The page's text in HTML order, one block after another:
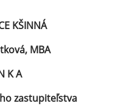
KŠINNÁ
MBA
K A
zastupiteľstva